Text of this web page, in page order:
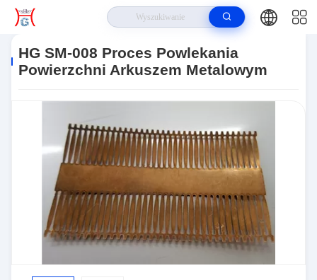
Powlekania Powierzchni Arkuszem Metalowym
HG SM-008 Proces Powlekania
Powierzchni Arkuszem Metalowym